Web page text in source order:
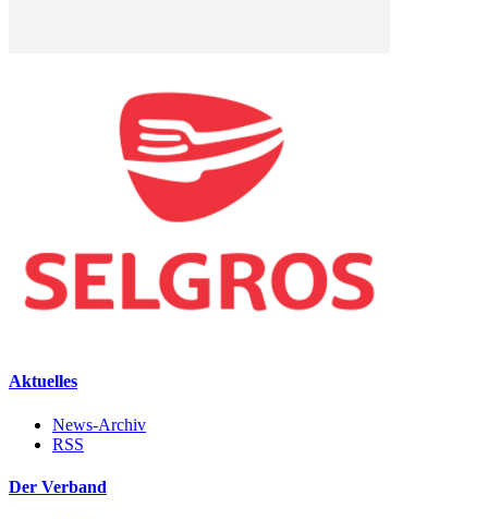
Aktuelles
News-Archiv
RSS
Der Verband